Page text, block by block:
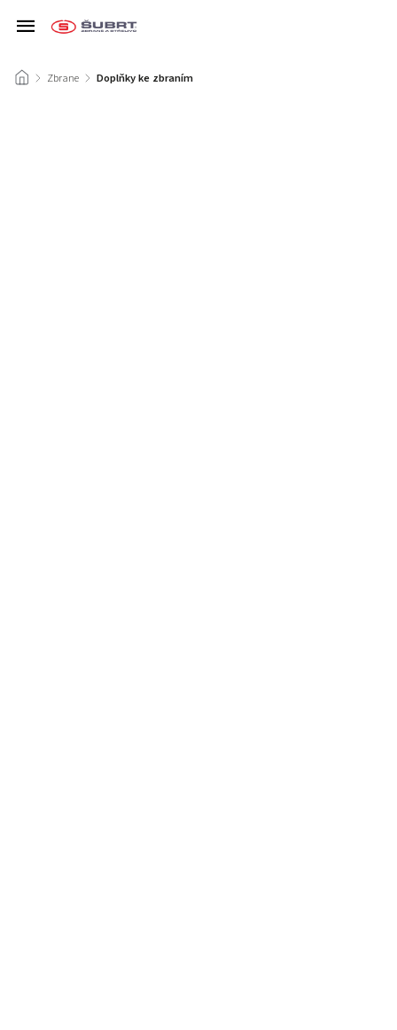
/ Zbrane / Doplňky ke zbraním